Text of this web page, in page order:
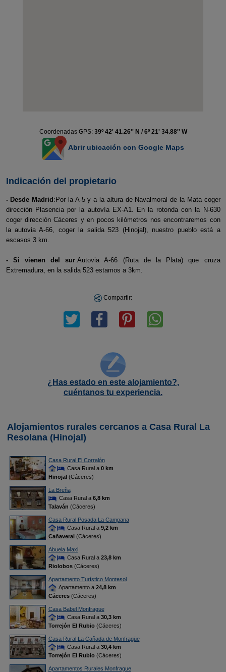
Coordenadas GPS: 39º 42' 41.26'' N / 6º 21' 34.88'' W
Abrir ubicación con Google Maps
Indicación del propietario
- Desde Madrid :Por la A-5 y a la altura de Navalmoral de la Mata coger
dirección Plasencia por la autovía EX-A1. En la rotonda con la N-630
coger dirección Cáceres y en pocos kilómetros nos encontraremos con
la autovia A-66, coger la salida 523 (Hinojal), nuestro pueblo está a
escasos 3 km.
- Si vienen del sur:Autovia A-66 (Ruta de la Plata) que cruza
Extremadura, en la salida 523 estamos a 3km.
Compartir:
¿Has estado en este alojamiento?,
cuéntanos tu experiencia.
Alojamientos rurales cercanos a Casa Rural La
Resolana (Hinojal)
Casa Rural El Corralón
Casa Rural a 0 km
Hinojal(Cáceres)
La Breña
Casa Rural a 6,8 km
Talaván (Cáceres)
Casa Rural Posada La Campana
Casa Rural a 9,2 km
Cañaveral(Cáceres)
Abuela Maxi
Casa Rural a 23,8 km
Riolobos(Cáceres)
Apartamento Turístico Montesol
Apartamento a 24,8 km
Cáceres(Cáceres)
Casa Babel Monfrague
Casa Rural a 30,3 km
Torrejón El Rubio(Cáceres)
Casa Rural La Cañada de Monfragüe
Casa Rural a 30,4 km
Torrejón El Rubio(Cáceres)
Apartamentos Rurales Monfrague